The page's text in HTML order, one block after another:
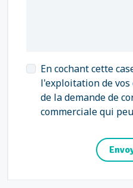
En cochant cette
l'exploitation de vos
de la demande de
commerciale qui